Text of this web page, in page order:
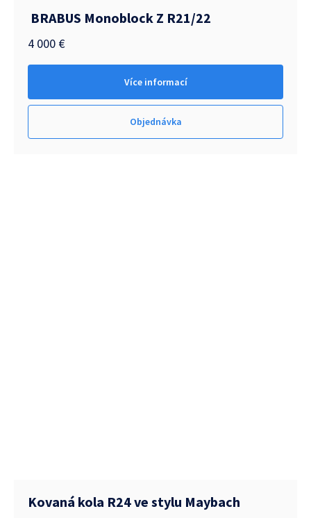
BRABUS Monoblock Z R21/22
4 000 €
Více informací
Objednávka
Kovaná kola R24 ve stylu Maybach